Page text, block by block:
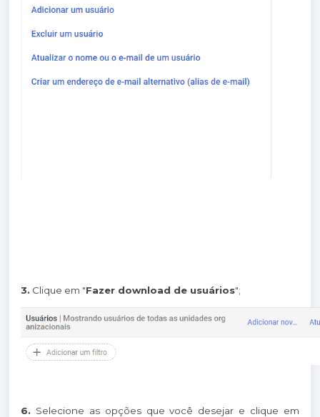
3. Clique em "Fazer download de usuários";
6. Selecione as opções que você desejar e clique em